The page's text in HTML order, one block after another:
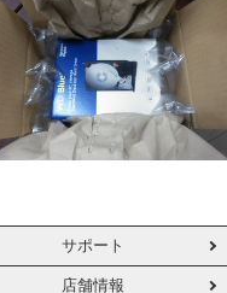
サポート
店舗情報